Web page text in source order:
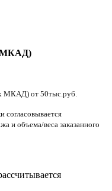
МКАД)
МКАД) от 50тыс.руб.
согласовывается
и объема/веса заказанного